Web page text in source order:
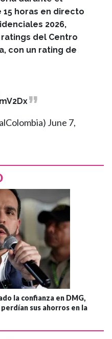
horas en directo
2026,
ratings del Centro
con un rating de
June 7,
la confianza en DMG,
sus ahorros en la